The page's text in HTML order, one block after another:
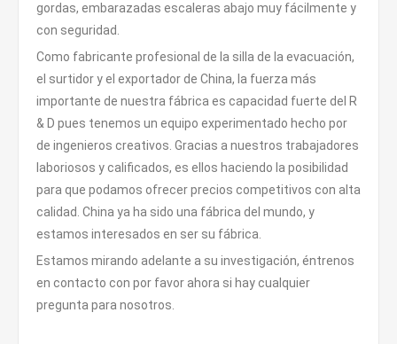
gordas, embarazadas escaleras abajo muy fácilmente y
con seguridad.
Como fabricante profesional de la silla de la evacuación,
el surtidor y el exportador de China, la fuerza más
importante de nuestra fábrica es capacidad fuerte del R
& D pues tenemos un equipo experimentado hecho por
de ingenieros creativos. Gracias a nuestros trabajadores
laboriosos y calificados, es ellos haciendo la posibilidad
para que podamos ofrecer precios competitivos con alta
calidad. China ya ha sido una fábrica del mundo, y
estamos interesados en ser su fábrica.
Estamos mirando adelante a su investigación, éntrenos
en contacto con por favor ahora si hay cualquier
pregunta para nosotros.